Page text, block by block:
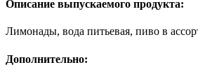
Описание выпускаемого продукта:
Лимонады, вода питьевая, пиво в
Дополнительно: